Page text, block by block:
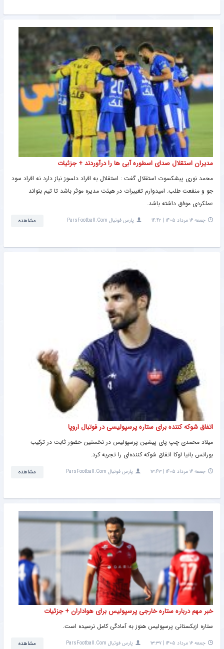
مدیران استقلال صدای اسطوره آبی ها را درآوردند + جزئیات
محمد نوری پیشکسوت استقلال گفت : استقلال به افراد دلسوز نیاز دارد نه افراد سود
جو و منفعت طلب. امیدوارم تغییرات در هیئت مدیره موثر باشد تا تیم بتواند
عملکردی موفق داشته باشد.
جمعه ۱۶ مرداد ۱۴۰۵ | ۱۴:۴۲ پارس فوتبال ParsFootball.Com مشاهده
اتفاق شوکه کننده برای ستاره پرسپولیسی در فوتبال اروپا
میلاد محمدی چپ‌ پای پیشین پرسپولیس در نخستین حضور ثابت در ترکیب
بوراتس بانیا لوکا اتفاق شوکه کننده‌ای را تجربه کرد.
جمعه ۱۶ مرداد ۱۴۰۵ | ۱۳:۴۳ پارس فوتبال ParsFootball.Com مشاهده
خبر مهم درباره ستاره خارجی پرسپولیس برای هواداران + جزئیات
ستاره ازبکستانی پرسپولیس هنوز به آمادگی کامل نرسیده است.
جمعه ۱۶ مرداد ۱۴۰۵ | ۱۳:۳۷ پارس فوتبال ParsFootball.Com مشاهده